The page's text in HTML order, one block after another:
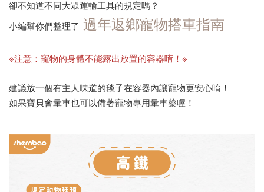
卻不知道不同大眾運輸工具的規定嗎？
小編幫你們整理了 過年返鄉寵物搭車指南
※注意：寵物的身體不能露出放置的容器唷！※
建議放一個有主人味道的毯子在容器內讓寵物更安心唷！
如果寶貝會暈車也可以備著寵物專用暈車藥喔！